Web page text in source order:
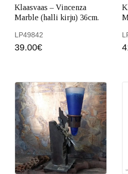
Klaasvaas – Vincenza
Marble (halli kirju) 36cm.
LP49842
39.00€